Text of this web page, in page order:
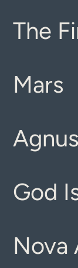
The
Mars
God
Nova